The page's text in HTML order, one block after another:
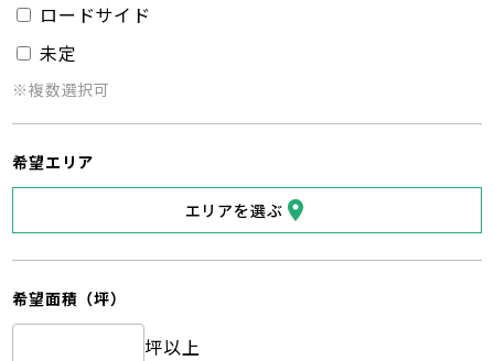
ロードサイド
未定
※複数選択可
希望エリア
エリアを選ぶ
希望面積（坪）
坪以上